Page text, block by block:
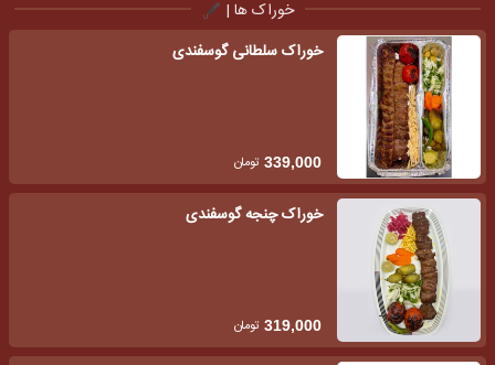
خوراک ها |
خوراک سلطانی گوسفندی
339,000 تومان
خوراک چنجه گوسفندی
319,000 تومان